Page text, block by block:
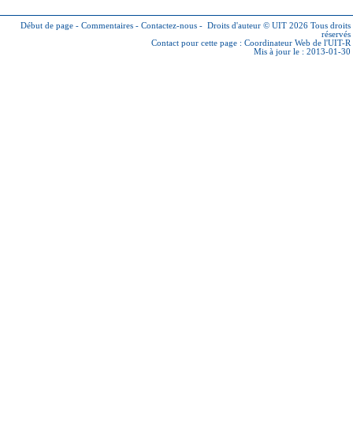
Début de page - Commentaires - Contactez-nous - Droits d'auteur © UIT 2026 Tous droits
réservés
Contact pour cette page : Coordinateur Web de l'UIT-R
Mis à jour le : 2013-01-30